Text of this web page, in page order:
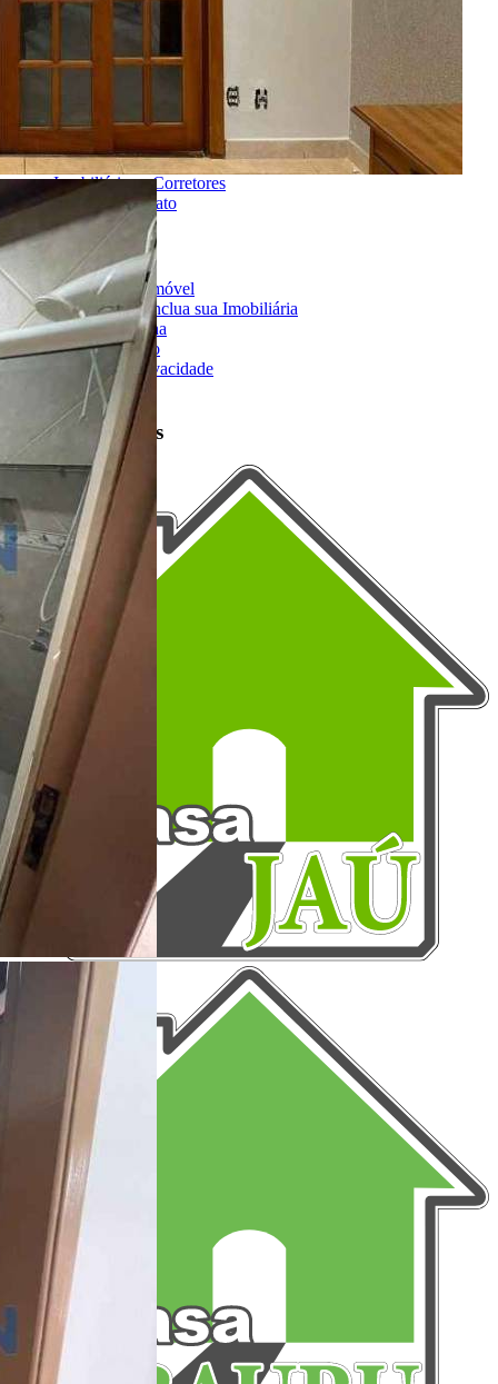
Encontre um Imóvel
Imóveis de Temporada
Imóveis Adicionados Recentemente
Imóveis que Aceitam Financiamento
Imobiliárias e Corretores
Entre em Contato
Sobre o Portal
Anuncie seu Imóvel
Cadastre-se | Inclua sua Imobiliária
Como Funciona
Termos de Uso
Política de Privacidade
Mapa do Site
Portais Parceiros